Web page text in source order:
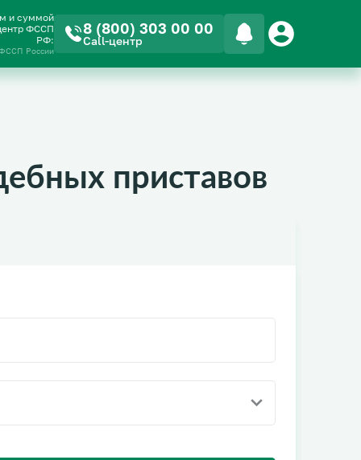
и суммой
ФССП
РФ:
России
8 (800) 303 00 00
Call-центр
приставов